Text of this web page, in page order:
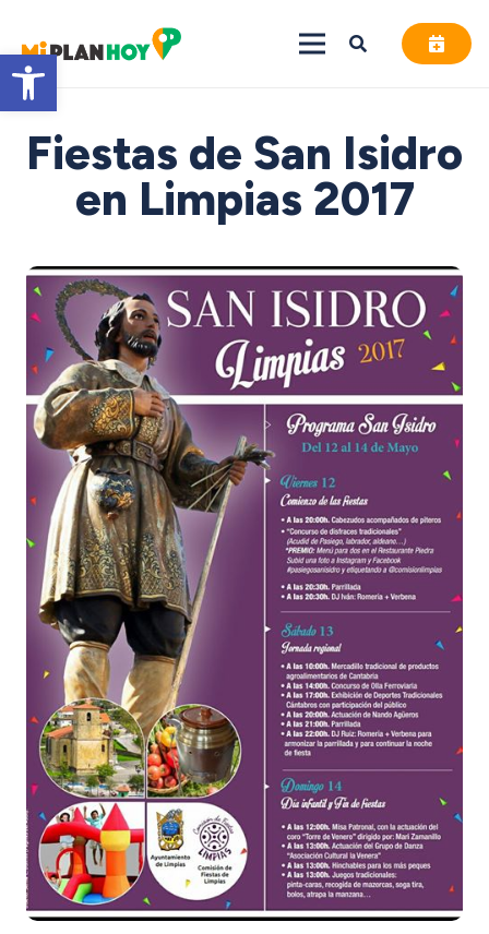
Abrir barra de herramientas
Fiestas de San Isidro
en Limpias 2017